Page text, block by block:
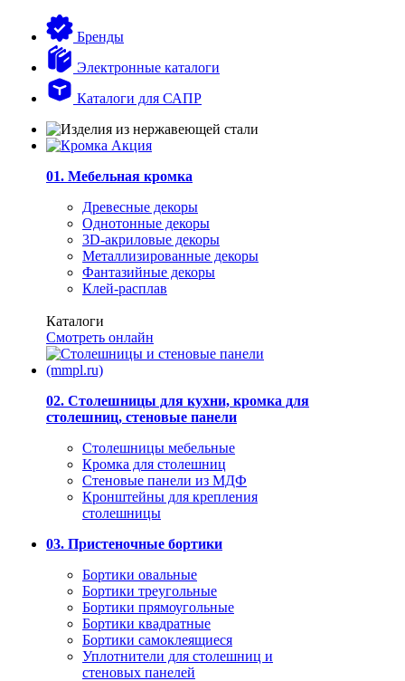
Бренды
Электронные каталоги
Каталоги для САПР
01. Мебельная кромка
Древесные декоры
Однотонные декоры
3D-акриловые декоры
Металлизированные декоры
Фантазийные декоры
Клей-расплав
Каталоги
Смотреть онлайн
02. Столешницы для кухни, кромка для
столешниц, стеновые панели
Столешницы мебельные
Кромка для столешниц
Стеновые панели из МДФ
Кронштейны для крепления
столешницы
03. Пристеночные бортики
Бортики овальные
Бортики треугольные
Бортики прямоугольные
Бортики квадратные
Бортики самоклеящиеся
Уплотнители для столешниц и
стеновых панелей